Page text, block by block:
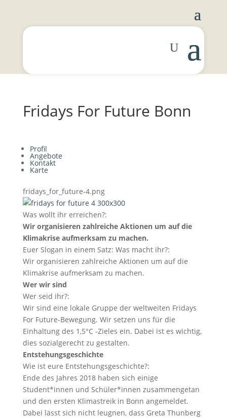
Fridays For Future Bonn
Profil
Angebote
Kontakt
Karte
fridays_for_future-4.png
Was wollt ihr erreichen?:
Wir organisieren zahlreiche Aktionen um auf die
Klimakrise aufmerksam zu machen.
Euer Slogan in einem Satz: Was macht ihr?:
Wir organisieren zahlreiche Aktionen um auf die
Klimakrise aufmerksam zu machen.
Wer wir sind
Wer seid ihr?:
Wir sind eine lokale Gruppe der weltweiten Fridays
For Future-Bewegung. Wir setzen uns für die
Einhaltung des 1,5°C -Zieles ein. Dabei ist es wichtig,
dies sozialgerecht zu gestalten.
Entstehungsgeschichte
Wie ist eure Entstehungsgeschichte?:
Ende des Jahres 2018 haben sich einige
Student*innen und Schüler*innen zusammengetan
und den ersten Klimastreik in Bonn angemeldet.
Dabei lässt sich nicht leugnen, dass Greta Thunberg